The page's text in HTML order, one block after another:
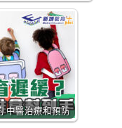
中醫治療和預防